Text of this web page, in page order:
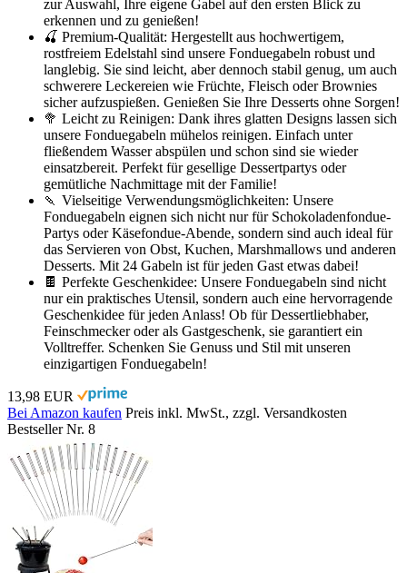
zur Auswahl, Ihre eigene Gabel auf den ersten Blick zu
erkennen und zu genießen!
🍒 Premium-Qualität: Hergestellt aus hochwertigem,
rostfreiem Edelstahl sind unsere Fonduegabeln robust und
langlebig. Sie sind leicht, aber dennoch stabil genug, um auch
schwerere Leckereien wie Früchte, Fleisch oder Brownies
sicher aufzuspießen. Genießen Sie Ihre Desserts ohne Sorgen!
🥦 Leicht zu Reinigen: Dank ihres glatten Designs lassen sich
unsere Fonduegabeln mühelos reinigen. Einfach unter
fließendem Wasser abspülen und schon sind sie wieder
einsatzbereit. Perfekt für gesellige Dessertpartys oder
gemütliche Nachmittage mit der Familie!
🍡 Vielseitige Verwendungsmöglichkeiten: Unsere
Fonduegabeln eignen sich nicht nur für Schokoladenfondue-
Partys oder Käsefondue-Abende, sondern sind auch ideal für
das Servieren von Obst, Kuchen, Marshmallows und anderen
Desserts. Mit 24 Gabeln ist für jeden Gast etwas dabei!
🍫 Perfekte Geschenkidee: Unsere Fonduegabeln sind nicht
nur ein praktisches Utensil, sondern auch eine hervorragende
Geschenkidee für jeden Anlass! Ob für Dessertliebhaber,
Feinschmecker oder als Gastgeschenk, sie garantiert ein
Volltreffer. Schenken Sie Genuss und Stil mit unseren
einzigartigen Fonduegabeln!
13,98 EUR
Bei Amazon kaufen Preis inkl. MwSt., zzgl. Versandkosten
Bestseller Nr. 8